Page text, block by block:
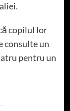
copilul lor
consulte un
pentru un